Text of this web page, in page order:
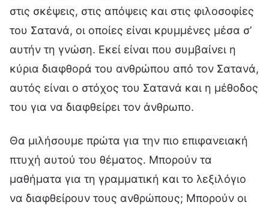
στις σκέψεις, στις απόψεις και στις φιλοσοφίες
του Σατανά, οι οποίες είναι κρυμμένες μέσα σ’
αυτήν τη γνώση. Εκεί είναι που συμβαίνει η
κύρια διαφθορά του ανθρώπου από τον Σατανά,
αυτός είναι ο στόχος του Σατανά και η μέθοδος
του για να διαφθείρει τον άνθρωπο.
Θα μιλήσουμε πρώτα για την πιο επιφανειακή
πτυχή αυτού του θέματος. Μπορούν τα
μαθήματα για τη γραμματική και το λεξιλόγιο
να διαφθείρουν τους ανθρώπους; Μπορούν οι